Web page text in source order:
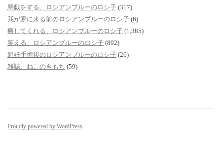
悪戯をする、ロシアンブルーのロシ子 (317)
我が家に来る前のロシアンブルーのロシ子 (6)
癒してくれる、ロシアンブルーのロシ子 (1,385)
笑える、ロシアンブルーのロシ子 (892)
避妊手術後のロシアンブルーのロシ子 (26)
雑誌、ねこのきもち (59)
Proudly powered by WordPress